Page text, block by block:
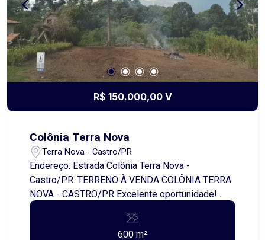
R$ 150.000,00 V
Colônia Terra Nova
Terra Nova - Castro/PR
Endereço: Estrada Colônia Terra Nova -
Castro/PR. TERRENO À VENDA COLÔNIA TERRA
NOVA - CASTRO/PR Excelente oportunidade!
Terreno localizado na Avenida Integração, em
uma região tranquila e em constante valorização.
- Área total: 600,00 metros quadrados -
600 m²